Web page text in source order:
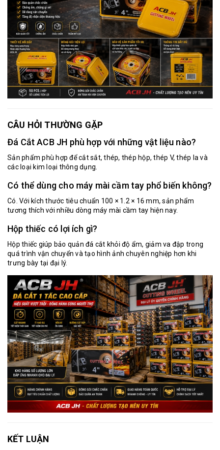
CÂU HỎI THƯỜNG GẶP
Đá Cắt ACB JH phù hợp với những vật liệu nào?
Sản phẩm phù hợp để cắt sắt, thép, thép hộp, thép V, thép la và
các loại kim loại thông dụng.
Có thể dùng cho máy mài cầm tay phổ biến không?
Có. Với kích thước tiêu chuẩn 100 × 1.2 × 16 mm, sản phẩm
tương thích với nhiều dòng máy mài cầm tay hiện nay.
Hộp thiếc có lợi ích gì?
Hộp thiếc giúp bảo quản đá cắt khỏi độ ẩm, giảm va đập trong
quá trình vận chuyển và tạo hình ảnh chuyên nghiệp hơn khi
trưng bày tại đại lý.
KẾT LUẬN